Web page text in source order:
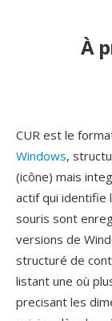
À
CUR est le
Windows,
(icône) mais
actif qui identifie
souris sont
versions de
structuré de
listant une où
precisant les